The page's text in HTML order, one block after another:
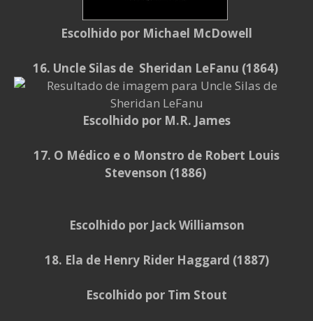
Escolhido por Michael McDowell
16. Uncle Silas de Sheridan LeFanu (1864)
Escolhido por M.R. James
17. O Médico e o Monstro de Robert Louis
Stevenson (1886)
Escolhido por Jack Williamson
18. Ela de Henry Rider Haggard (1887)
Escolhido por Tim Stout